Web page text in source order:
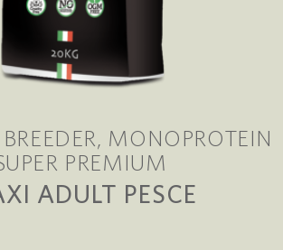
MONOPROTEIN
PREMIUM
ADULT PESCE